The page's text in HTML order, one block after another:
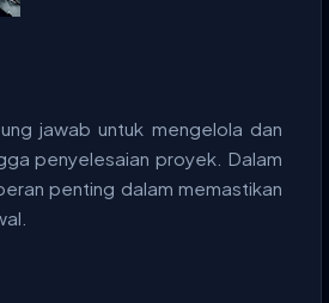
jawab untuk mengelola dan
penyelesaian proyek. Dalam
penting dalam memastikan